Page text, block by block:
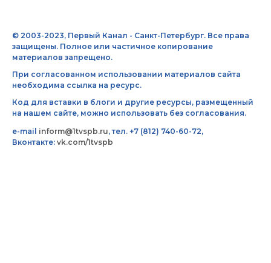
© 2003-2023, Первый Канал - Санкт-Петербург. Все права
защищены. Полное или частичное копирование
материалов запрещено.
При согласованном использовании материалов сайта
необходима ссылка на ресурс.
Код для вставки в блоги и другие ресурсы, размещенный
на нашем сайте, можно использовать без согласования.
e-mail inform@1tvspb.ru, тел. +7 (812) 740-60-72,
Вконтакте: vk.com/1tvspb